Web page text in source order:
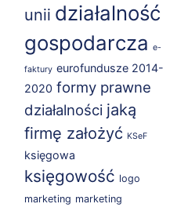
unii działalność
gospodarcza e-
faktury eurofundusze 2014-
2020 formy prawne
działalności jaką
firmę założyć KSeF
księgowa
księgowość logo
marketing marketing